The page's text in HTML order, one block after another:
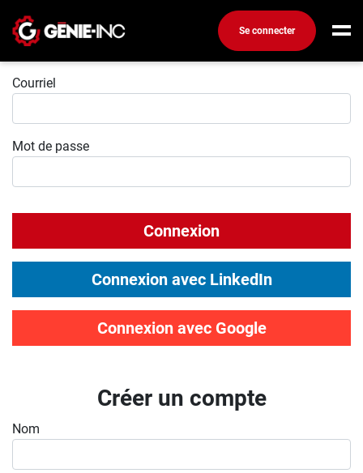
Se connecter
Connexion
Emplois
Ma boîte à outils
Conseils carrière
Métiers
Nos chroniques
Publiez une offre d'emploi
Connexion
Courriel
Mot de passe
Connexion
Connexion avec LinkedIn
Connexion avec Google
Créer un compte
Nom